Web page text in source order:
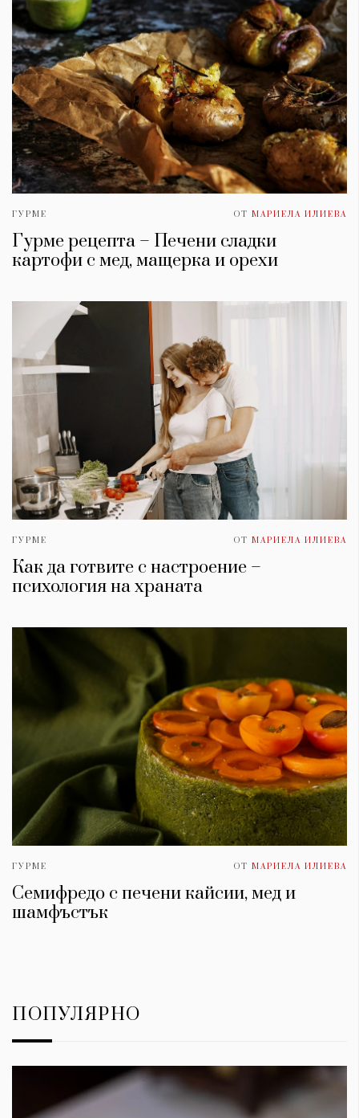
ГУРМЕ ОТ МАРИЕЛА ИЛИЕВА
Гурме рецепта – Печени сладки
картофи с мед, мащерка и орехи
ГУРМЕ ОТ МАРИЕЛА ИЛИЕВА
Как да готвите с настроение –
психология на храната
ГУРМЕ ОТ МАРИЕЛА ИЛИЕВА
Семифредо с печени кайсии, мед и
шамфъстък
ПОПУЛЯРНО